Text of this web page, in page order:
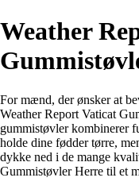
Weather
For mænd, der ønsker at
Weather Report Vaticat
gummistøvler kombinerer
holde dine fødder tørre,
dykke ned i de mange
Gummistøvler Herre til et